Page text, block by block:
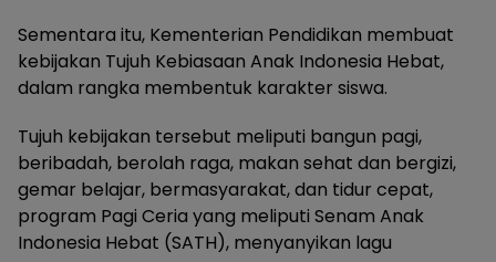
Sementara itu, Kementerian Pendidikan membuat
kebijakan Tujuh Kebiasaan Anak Indonesia Hebat,
dalam rangka membentuk karakter siswa.
Tujuh kebijakan tersebut meliputi bangun pagi,
beribadah, berolah raga, makan sehat dan bergizi,
gemar belajar, bermasyarakat, dan tidur cepat,
program Pagi Ceria yang meliputi Senam Anak
Indonesia Hebat (SATH), menyanyikan lagu